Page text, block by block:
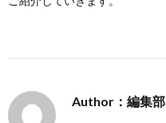
Author：編集部